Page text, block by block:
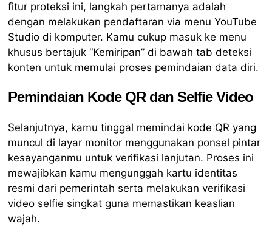
fitur proteksi ini, langkah pertamanya adalah
dengan melakukan pendaftaran via menu YouTube
Studio di komputer. Kamu cukup masuk ke menu
khusus bertajuk “Kemiripan” di bawah tab deteksi
konten untuk memulai proses pemindaian data diri.
Pemindaian Kode QR dan Selfie Video
Selanjutnya, kamu tinggal memindai kode QR yang
muncul di layar monitor menggunakan ponsel pintar
kesayanganmu untuk verifikasi lanjutan. Proses ini
mewajibkan kamu mengunggah kartu identitas
resmi dari pemerintah serta melakukan verifikasi
video selfie singkat guna memastikan keaslian
wajah.